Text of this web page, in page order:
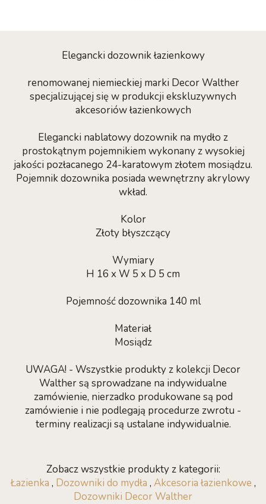
Elegancki dozownik łazienkowy
renomowanej niemieckiej marki Decor Walther
specjalizującej się w produkcji ekskluzywnych
akcesoriów łazienkowych
Elegancki nablatowy dozownik na mydło z
prostokątnym pojemnikiem wykonany z wysokiej
jakości pozłacanego 24-karatowym złotem mosiądzu.
Pojemnik dozownika posiada wewnętrzny akrylowy
wkład.
Kolor
Złoty błyszczący
Wymiary
H 16 x W 5 x D 5 cm
Pojemność dozownika 140 ml
Materiał
Mosiądz
UWAGA! - Wszystkie produkty z kolekcji Decor
Walther są sprowadzane na indywidualne
zamówienie, nierzadko produkowane są pod
zamówienie i nie podlegają procedurze zwrotu -
terminy realizacji są ustalane indywidualnie.
Zobacz wszystkie produkty z kategorii:
Łazienka , Dozowniki do mydła , Akcesoria łazienkowe ,
Dozowniki Decor Walther